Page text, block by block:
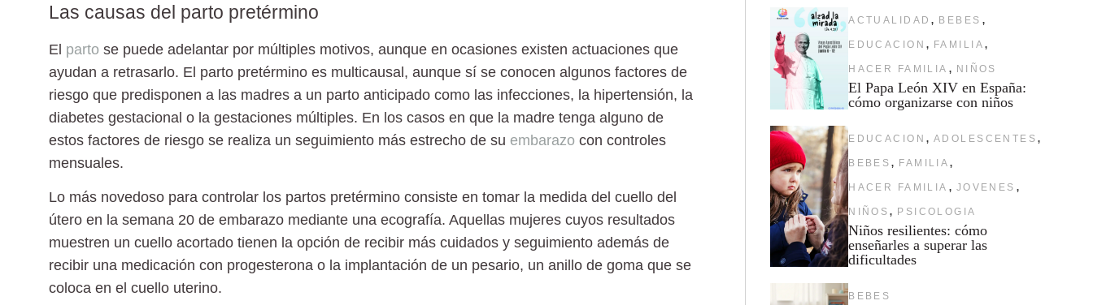
Las causas del parto pretérmino
El parto se puede adelantar por múltiples motivos, aunque en ocasiones existen actuaciones que
ayudan a retrasarlo. El parto pretérmino es multicausal, aunque sí se conocen algunos factores de
riesgo que predisponen a las madres a un parto anticipado como las infecciones, la hipertensión, la
diabetes gestacional o la gestaciones múltiples. En los casos en que la madre tenga alguno de
estos factores de riesgo se realiza un seguimiento más estrecho de su embarazo con controles
mensuales.
Lo más novedoso para controlar los partos pretérmino consiste en tomar la medida del cuello del
útero en la semana 20 de embarazo mediante una ecografía. Aquellas mujeres cuyos resultados
muestren un cuello acortado tienen la opción de recibir más cuidados y seguimiento además de
recibir una medicación con progesterona o la implantación de un pesario, un anillo de goma que se
coloca en el cuello uterino.
ACTUALIDAD , BEBES ,
EDUCACION , FAMILIA ,
HACER FAMILIA , NIÑOS
El Papa León XIV en España:
cómo organizarse con niños
EDUCACION , ADOLESCENTES ,
BEBES , FAMILIA ,
HACER FAMILIA , JOVENES ,
NIÑOS , PSICOLOGIA
Niños resilientes: cómo
enseñarles a superar las
dificultades
BEBES